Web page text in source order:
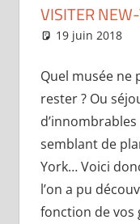
VISITER
19 juin 2018
Quel musée ne
rester ? Ou
semblant de
York… Voici
l’on a pu
fonction de vos